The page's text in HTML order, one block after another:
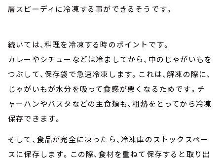
層スピーディに冷凍する事ができるそうです。
続いては、料理を冷凍する時のポイントです。
カレーやシチューなどは冷ましてから、中のじゃがいもを
つぶして、保存袋で急速冷凍します。これは、解凍の際に、
じゃがいもが水分を吸って食感が悪くなるためです。チ
ャーハンやパスタなどの主食類も、粗熱をとってから冷凍
保存できます。
そして、食品が完全に凍ったら、冷凍庫のストックスペー
スに保存します。この際、食材を重ねて保存すると取り出